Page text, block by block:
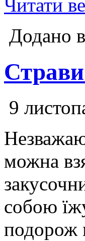
Читати
Додано
Страви
9
можна
собою
подорож